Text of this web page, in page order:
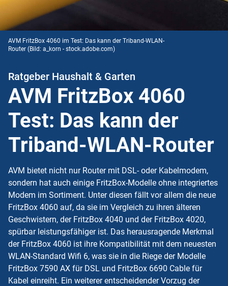
AVM FritzBox 4060 im Test: Das kann der Triband-WLAN-
Router (Bild: a_korn - stock.adobe.com)
Ratgeber Haushalt & Garten
AVM FritzBox 4060
Test: Das kann der
Triband-WLAN-Router
AVM bietet nicht nur Router mit DSL- oder Kabelmodem,
sondern hat auch einige FritzBox-Modelle ohne integriertes
Modem im Sortiment. Unter diesen fällt vor allem die neue
FritzBox 4060 auf, da sie im Vergleich zu ihren älteren
Geschwistern, der FritzBox 4040 und der FritzBox 4020,
spürbar leistungsfähiger ist. Das herausragende Merkmal
der FritzBox 4060 ist ihre Kompatibilität mit dem neuesten
WLAN-Standard Wifi 6, was sie in die Riege der Modelle
FritzBox 7590 AX für DSL und FritzBox 6690 Cable für
Kabel einreiht. Ein weiterer entscheidender Vorzug der